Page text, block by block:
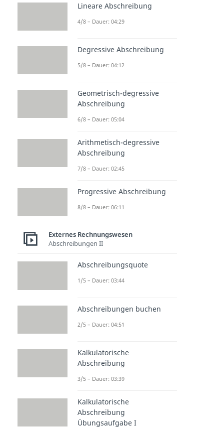
Lineare Abschreibung
4/8 – Dauer: 04:29
Degressive Abschreibung
5/8 – Dauer: 04:12
Geometrisch-degressive
Abschreibung
6/8 – Dauer: 05:04
Arithmetisch-degressive
Abschreibung
7/8 – Dauer: 02:45
Progressive Abschreibung
8/8 – Dauer: 06:11
Externes Rechnungswesen
Abschreibungen II
Abschreibungsquote
1/5 – Dauer: 03:44
Abschreibungen buchen
2/5 – Dauer: 04:51
Kalkulatorische
Abschreibung
3/5 – Dauer: 03:39
Kalkulatorische
Abschreibung
Übungsaufgabe I